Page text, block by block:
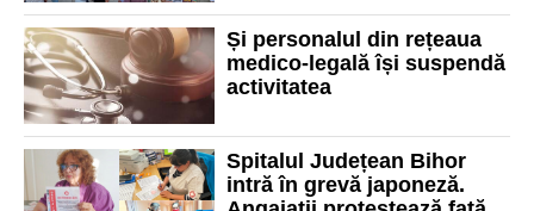
mincinoasă”
Și personalul din rețeaua
medico-legală își suspendă
activitatea
Spitalul Județean Bihor
intră în grevă japoneză.